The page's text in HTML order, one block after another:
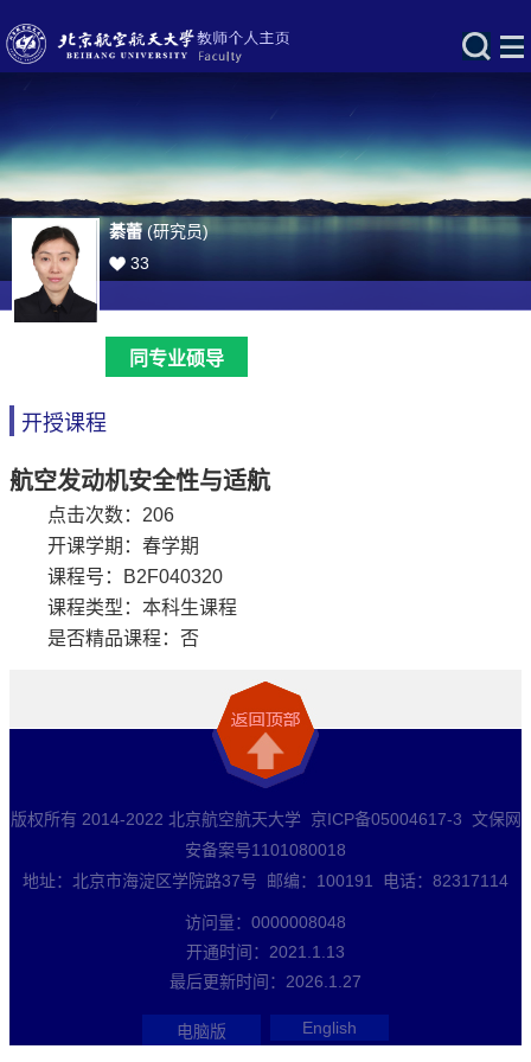
綦蕾(研究员)
33
同专业硕导
开授课程
航空发动机安全性与适航
点击次数： 206
开课学期：春学期
课程号：B2F040320
课程类型：本科生课程
是否精品课程：否
版权所有 2014-2022 北京航空航天大学 京ICP备05004617-3 文保网
安备案号1101080018
地址：北京市海淀区学院路37号 邮编：100191 电话：82317114
访问量： 0000008048
开通时间： 2021 1 13
最后更新时间： 2026 1 27
电脑版 English